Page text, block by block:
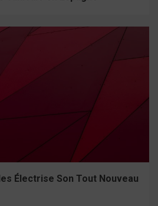
Électrise Son Tout Nouveau